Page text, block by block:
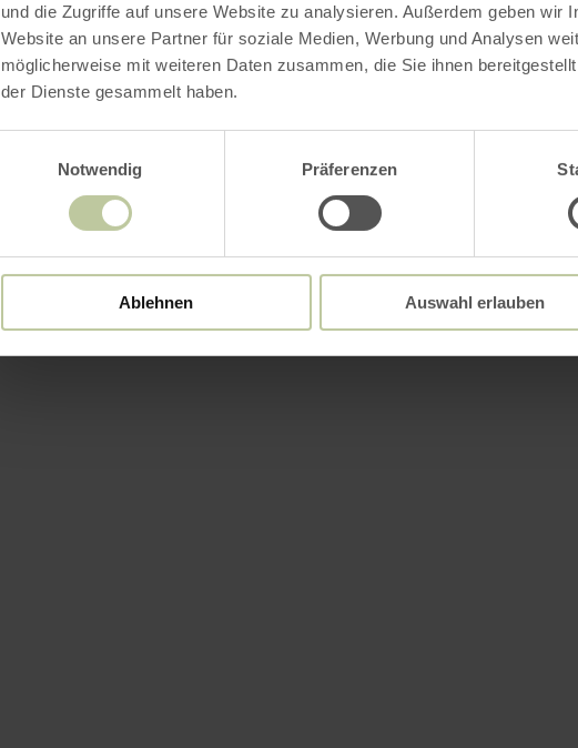
und die Zugriffe auf unsere Website zu analysieren. Außerdem geben wir
Website an unsere Partner für soziale Medien, Werbung und Analysen
möglicherweise mit weiteren Daten zusammen, die Sie ihnen
der Dienste gesammelt haben.
Notwendig
Präferenzen
Ablehnen Auswahl erlauben